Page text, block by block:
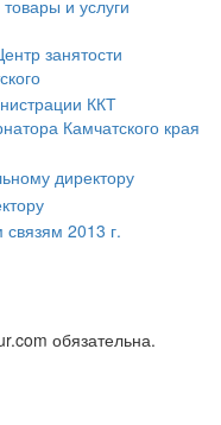
обязательна.